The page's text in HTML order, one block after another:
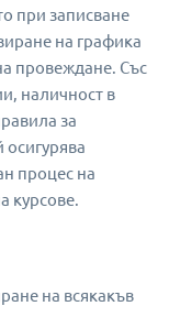
при записване
на графика
провеждане. Със
наличност в
за
процес на
курсове.
на всякакъв